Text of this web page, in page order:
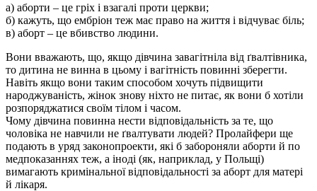
а) аборти – це гріх і взагалі проти церкви;
б) кажуть, що ембріон теж має право на життя і відчуває біль;
в) аборт – це вбивство людини.
Вони вважають, що, якщо дівчина завагітніла від ґвалтівника,
то дитина не винна в цьому і вагітність повинні зберегти.
Навіть якщо вони таким способом хочуть підвищити
народжуваність, жінок знову ніхто не питає, як вони б хотіли
розпоряджатися своїм тілом і часом.
Чому дівчина повинна нести відповідальність за те, що
чоловіка не навчили не ґвалтувати людей? Пролайфери ще
подають в уряд законопроекти, які б забороняли аборти й по
медпоказаннях теж, а іноді (як, наприклад, у Польщі)
вимагають кримінальної відповідальності за аборт для матері
й лікаря.